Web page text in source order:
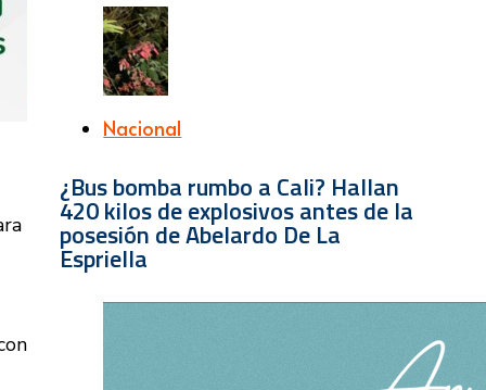
Nacional
¿Bus bomba rumbo a Cali? Hallan
420 kilos de explosivos antes de la
posesión de Abelardo De La
Espriella